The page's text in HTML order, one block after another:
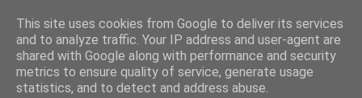
Παλαιοχώρι Χαλκιδικής
Palaiochori Chalkidiki - Paleochori (Chalkidiki) - Paleochóri
This site uses cookies from Google to deliver its services
and to analyze traffic. Your IP address and user-agent are
shared with Google along with performance and security
metrics to ensure quality of service, generate usage
statistics, and to detect and address abuse.